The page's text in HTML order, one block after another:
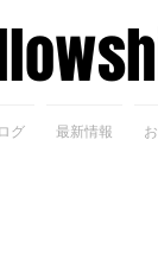
グ 最新情報